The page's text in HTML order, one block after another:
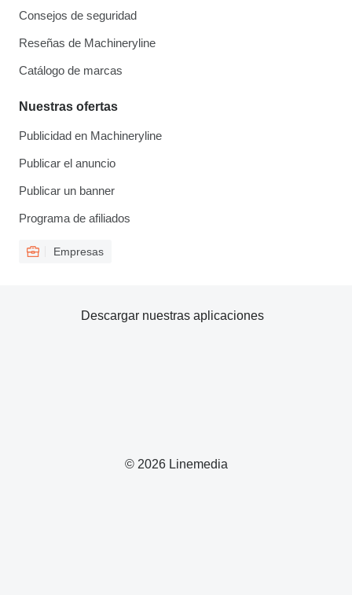
Consejos de seguridad
Reseñas de Machineryline
Catálogo de marcas
Nuestras ofertas
Publicidad en Machineryline
Publicar el anuncio
Publicar un banner
Programa de afiliados
Empresas
© 2026 Linemedia
Descargar nuestras aplicaciones